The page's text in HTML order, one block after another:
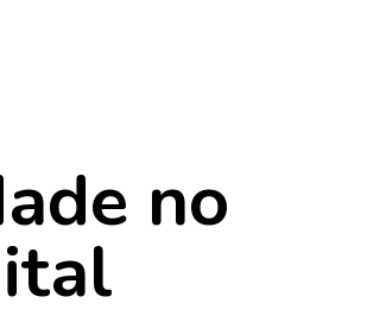
no